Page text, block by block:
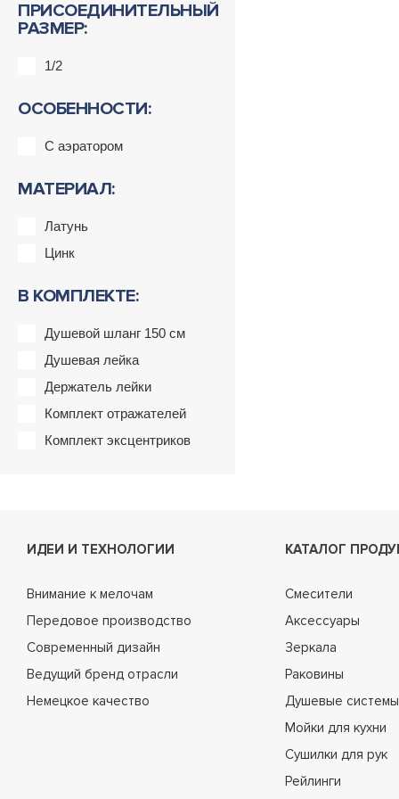
ПРИСОЕДИНИТЕЛЬНЫЙ
РАЗМЕР:
1/2
ОСОБЕННОСТИ:
С аэратором
МАТЕРИАЛ:
Латунь
Цинк
В КОМПЛЕКТЕ:
Душевой шланг 150 см
Душевая лейка
Держатель лейки
Комплект отражателей
Комплект эксцентриков
ИДЕИ И ТЕХНОЛОГИИ
Внимание к мелочам
Передовое производство
Современный дизайн
Ведущий бренд отрасли
Немецкое качество
КАТАЛОГ
Смесители
Аксессуары
Зеркала
Раковины
Душевые системы
Мойки для кухни
Сушилки для рук
Рейлинги